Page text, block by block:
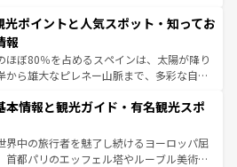
ナの美しい田園風景やアマルフィ海岸の絶
観も見逃せない。観光の合間には、本場の
ど、絶品のイタリア料理を堪能することも
めてから夜眠るまで、すべての瞬間を楽し
タリア情報はコンテンツ一覧を参照してほ
光ポイントと人気スポット・知ってお
報
ほぼ80％を占めるスペインは、太陽が降り
から雄大なピレネー山脈まで、多彩な自然
の国では、情熱的なフラメンコ、熱気あふ
て美味しいタパスが生活の一部となってい
ードの洗練された雰囲気や、バルセロナの
街角から、地方では古代ローマ遺跡や中世
本情報と観光ガイド・有名観光スポ
界中の旅行者を魅了し続けるヨーロッパ屈
首都パリのエッフェル塔やルーブル美術館